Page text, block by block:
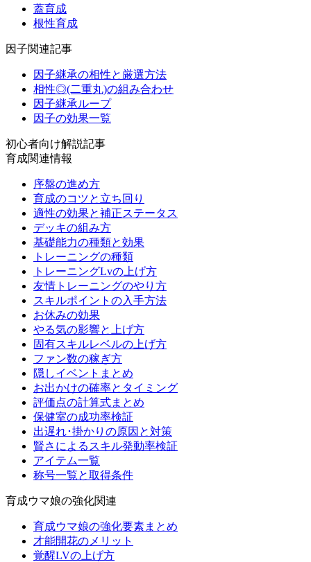
蓋育成
根性育成
因子関連記事
因子継承の相性と厳選方法
相性◎(二重丸)の組み合わせ
因子継承ループ
因子の効果一覧
初心者向け解説記事
育成関連情報
序盤の進め方
育成のコツと立ち回り
適性の効果と補正ステータス
デッキの組み方
基礎能力の種類と効果
トレーニングの種類
トレーニングLvの上げ方
友情トレーニングのやり方
スキルポイントの入手方法
お休みの効果
やる気の影響と上げ方
固有スキルレベルの上げ方
ファン数の稼ぎ方
隠しイベントまとめ
お出かけの確率とタイミング
評価点の計算式まとめ
保健室の成功率検証
出遅れ･掛かりの原因と対策
賢さによるスキル発動率検証
アイテム一覧
称号一覧と取得条件
育成ウマ娘の強化関連
育成ウマ娘の強化要素まとめ
才能開花のメリット
覚醒LVの上げ方